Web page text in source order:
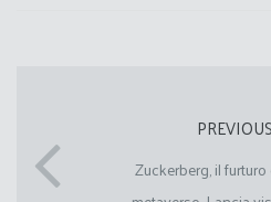
Zuckerberg, il